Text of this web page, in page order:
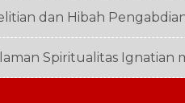
dan Hibah
Spiritualitas Ignatian